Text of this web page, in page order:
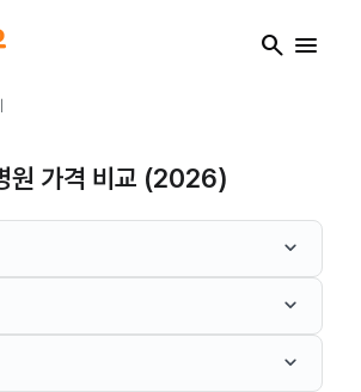
search menu
원 가격 비교 (2026)
keyboard_arrow_down
keyboard_arrow_down
keyboard_arrow_down